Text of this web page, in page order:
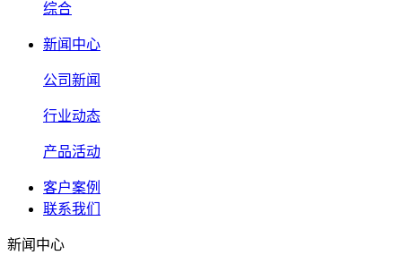
综合
新闻中心
公司新闻
行业动态
产品活动
客户案例
联系我们
新闻中心